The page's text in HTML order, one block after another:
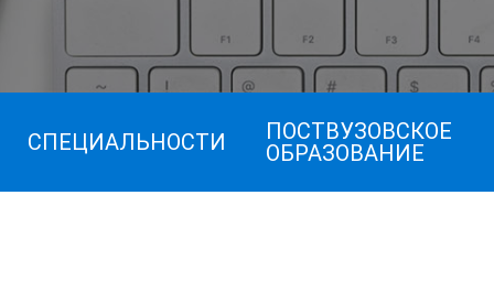
СПЕЦИАЛЬНОСТИ
ПОСТВУЗОВСКОЕ
ОБРАЗОВАНИЕ